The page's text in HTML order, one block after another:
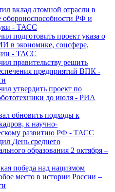
вклад атомной отрасли в
обороноспособности РФ и
- ТАСС
подготовить проект указа о
в экономике, соцсфере,
- ТАСС
правительству решить
предприятий ВПК -
утвердить проект по
до июля - РИА
обновить подходы к
к научно-
развитию РФ - ТАСС
День среднего
образования 2 октября –
победа над нацизмом
место в истории России –